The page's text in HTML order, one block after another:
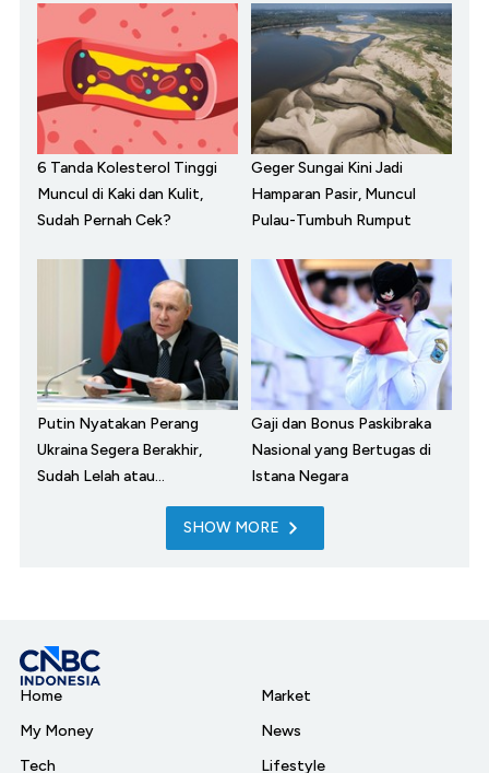
6 Tanda Kolesterol Tinggi
Muncul di Kaki dan Kulit,
Sudah Pernah Cek?
Geger Sungai Kini Jadi
Hamparan Pasir, Muncul
Pulau-Tumbuh Rumput
Putin Nyatakan Perang
Ukraina Segera Berakhir,
Sudah Lelah atau...
Gaji dan Bonus Paskibraka
Nasional yang Bertugas di
Istana Negara
SHOW MORE
Home
My Money
Tech
Market
News
Lifestyle